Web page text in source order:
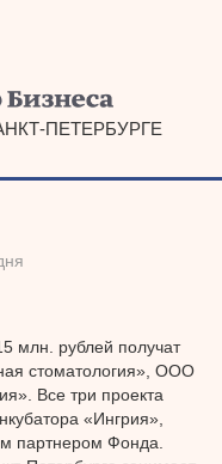
ПЕТЕРБУРГЕ
млн. рублей получат
стоматология», ООО
Все три проекта
«Ингрия»,
партнером Фонда.